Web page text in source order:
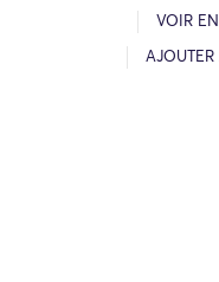
VOIR
AJOUTER